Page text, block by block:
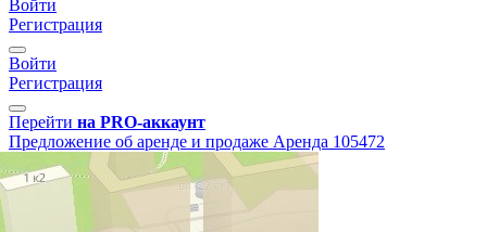
Войти
Регистрация
Войти
Регистрация
Перейти на PRO-аккаунт
Предложение об аренде и продаже Аренда 105472